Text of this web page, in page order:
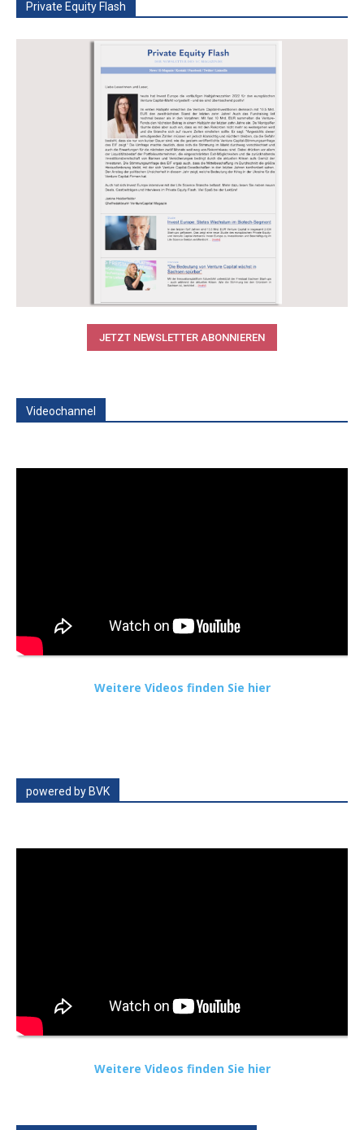
Private Equity Flash
JETZT NEWSLETTER ABONNIEREN
Videochannel
Weitere Videos finden Sie hier
powered by BVK
Weitere Videos finden Sie hier